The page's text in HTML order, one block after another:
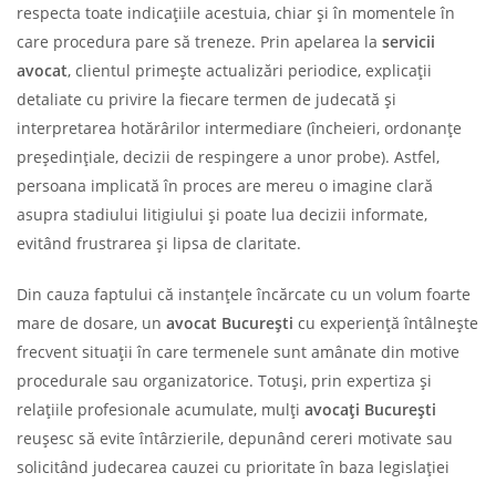
respecta toate indicațiile acestuia, chiar și în momentele în
care procedura pare să treneze. Prin apelarea la servicii
avocat, clientul primește actualizări periodice, explicații
detaliate cu privire la fiecare termen de judecată și
interpretarea hotărârilor intermediare (încheieri, ordonanțe
președințiale, decizii de respingere a unor probe). Astfel,
persoana implicată în proces are mereu o imagine clară
asupra stadiului litigiului și poate lua decizii informate,
evitând frustrarea și lipsa de claritate.
Din cauza faptului că instanțele încărcate cu un volum foarte
mare de dosare, un avocat București cu experiență întâlnește
frecvent situații în care termenele sunt amânate din motive
procedurale sau organizatorice. Totuși, prin expertiza și
relațiile profesionale acumulate, mulți avocați București
reușesc să evite întârzierile, depunând cereri motivate sau
solicitând judecarea cauzei cu prioritate în baza legislației